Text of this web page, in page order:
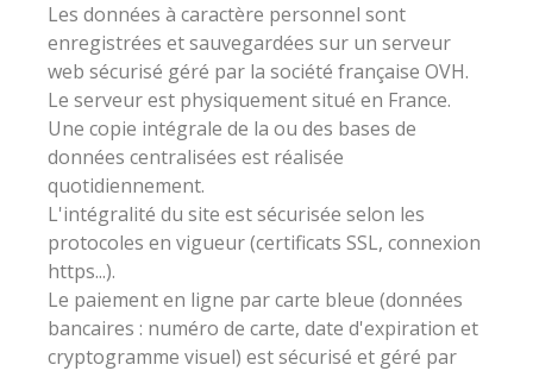
Les données à caractère personnel sont
enregistrées et sauvegardées sur un serveur
web sécurisé géré par la société française OVH.
Le serveur est physiquement situé en France.
Une copie intégrale de la ou des bases de
données centralisées est réalisée
quotidiennement.
L'intégralité du site est sécurisée selon les
protocoles en vigueur (certificats SSL, connexion
https...).
Le paiement en ligne par carte bleue (données
bancaires : numéro de carte, date d'expiration et
cryptogramme visuel) est sécurisé et géré par